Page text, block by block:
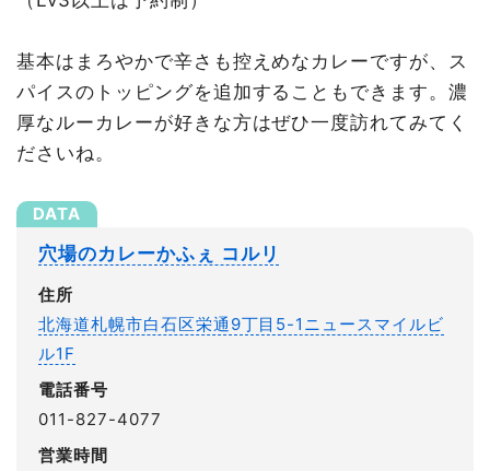
基本はまろやかで辛さも控えめなカレーですが、ス
パイスのトッピングを追加することもできます。濃
厚なルーカレーが好きな方はぜひ一度訪れてみてく
ださいね。
穴場のカレーかふぇ コルリ
住所
北海道札幌市白石区栄通9丁目5-1ニュースマイルビ
ル1F
電話番号
011-827-4077
営業時間